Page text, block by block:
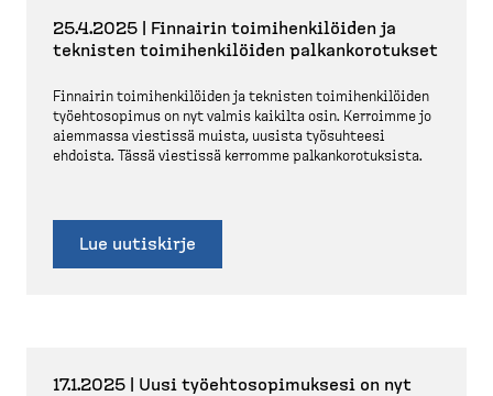
25.4.2025 | Finnairin toimihen­ki­löiden ja
teknisten toimihen­ki­löiden palkan­ko­ro­tukset
Finnairin toimihen­ki­löiden ja teknisten toimihen­ki­löiden
työehto­sopimus on nyt valmis kaikilta osin. Kerroimme jo
aiemmassa viestissä muista, uusista työsuhteesi
ehdoista. Tässä viestissä kerromme palkan­ko­ro­tuksista.
Lue uutiskirje
17.1.2025 | Uusi työehto­so­pi­muksesi on nyt